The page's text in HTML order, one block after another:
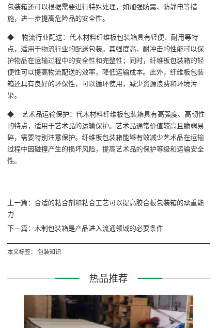
包装箱还可以根据需要进行特殊处理，如加强防震、防静电等措
施，进一步提高危险品的安全性。
◆ 物流行业配送：代木材料纤维板包装箱具有轻便、耐用等特
点，适用于物流行业的配送包装。其强度高、耐冲击的性能可以保
护物品在运输过程中的安全性和完整性；同时，纤维板包装箱的轻
便性可以提高物流配送的效率，降低运输成本。此外，纤维板包装
箱还具有良好的环保性，可以循环使用，减少资源浪费和环境污
染。
◆ 艺术品运输保护：代木材料纤维板包装箱具有高强度、高韧性
的特点，适用于艺术品的运输保护。艺术品通常价值较高且脆弱易
碎，需要特别注意保护。纤维板包装箱能够有效减少艺术品在运输
过程中因碰撞产生的损坏风险，提高艺术品的保护等级和运输安全
性。
上一篇：合适的粘合剂和粘合工艺可以提高胶合板包装箱的承重能
力
下一篇：木制包装箱是产品进入流通领域的必要条件
本文标签： 包装知识
热品推荐